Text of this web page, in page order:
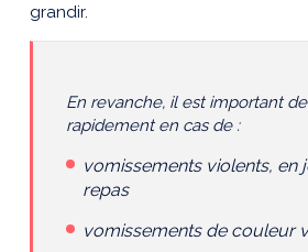
grandir.
En revanche, il est important
rapidement en cas de :
vomissements violents, en
repas
vomissements de couleur